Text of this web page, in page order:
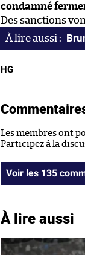
condamné
Des sanctions
HG
Les membres ont
Participez à la
Voir les
À lire aussi